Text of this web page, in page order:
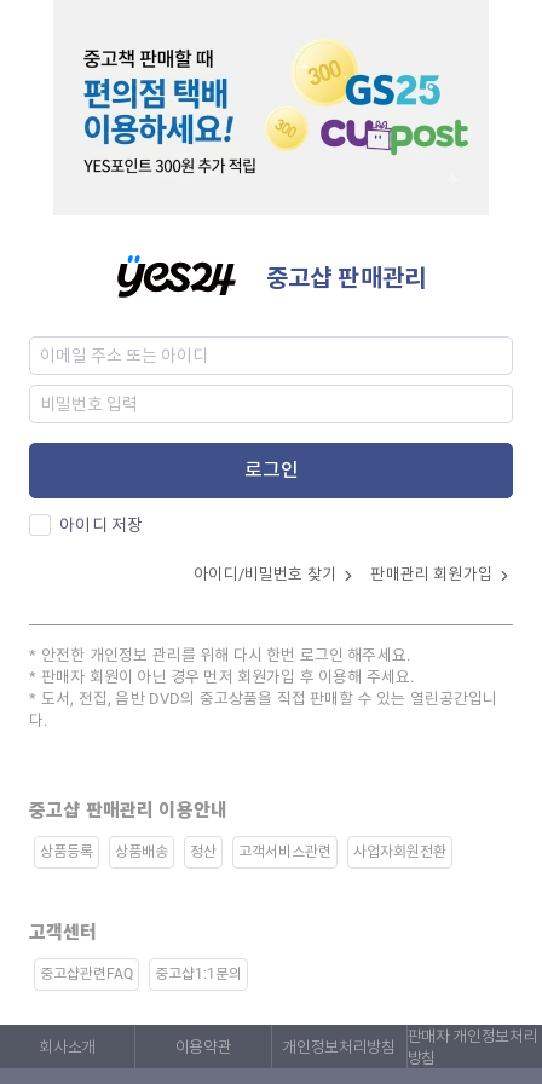
중고샵 판매관리
로그인
아이디 저장
아이디/비밀번호 찾기 판매관리 회원가입
안전한 개인정보 관리를 위해 다시 한번 로그인 해주세요.
판매자 회원이 아닌 경우 먼저 회원가입 후 이용해 주세요.
도서, 전집, 음반 DVD의 중고상품을 직접 판매할 수 있는 열린공간입니
다.
중고샵 판매관리 이용안내
상품등록 상품배송 정산 고객서비스관련 사업자회원전환
고객센터
중고샵관련FAQ 중고샵1:1문의
회사소개 이용약관 개인정보처리방침
판매자 개인정보처리
방침